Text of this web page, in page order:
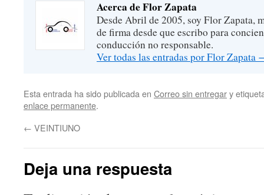
Acerca de Flor Zapata
Desde Abril de 2005, soy Flor Zapata,
de firma desde que escribo para
conducción no responsable.
Ver todas las entradas por Flor Zapata
Esta entrada ha sido publicada en Correo sin entregary
enlace permanente.
← VEINTIUNO
Deja una respuesta